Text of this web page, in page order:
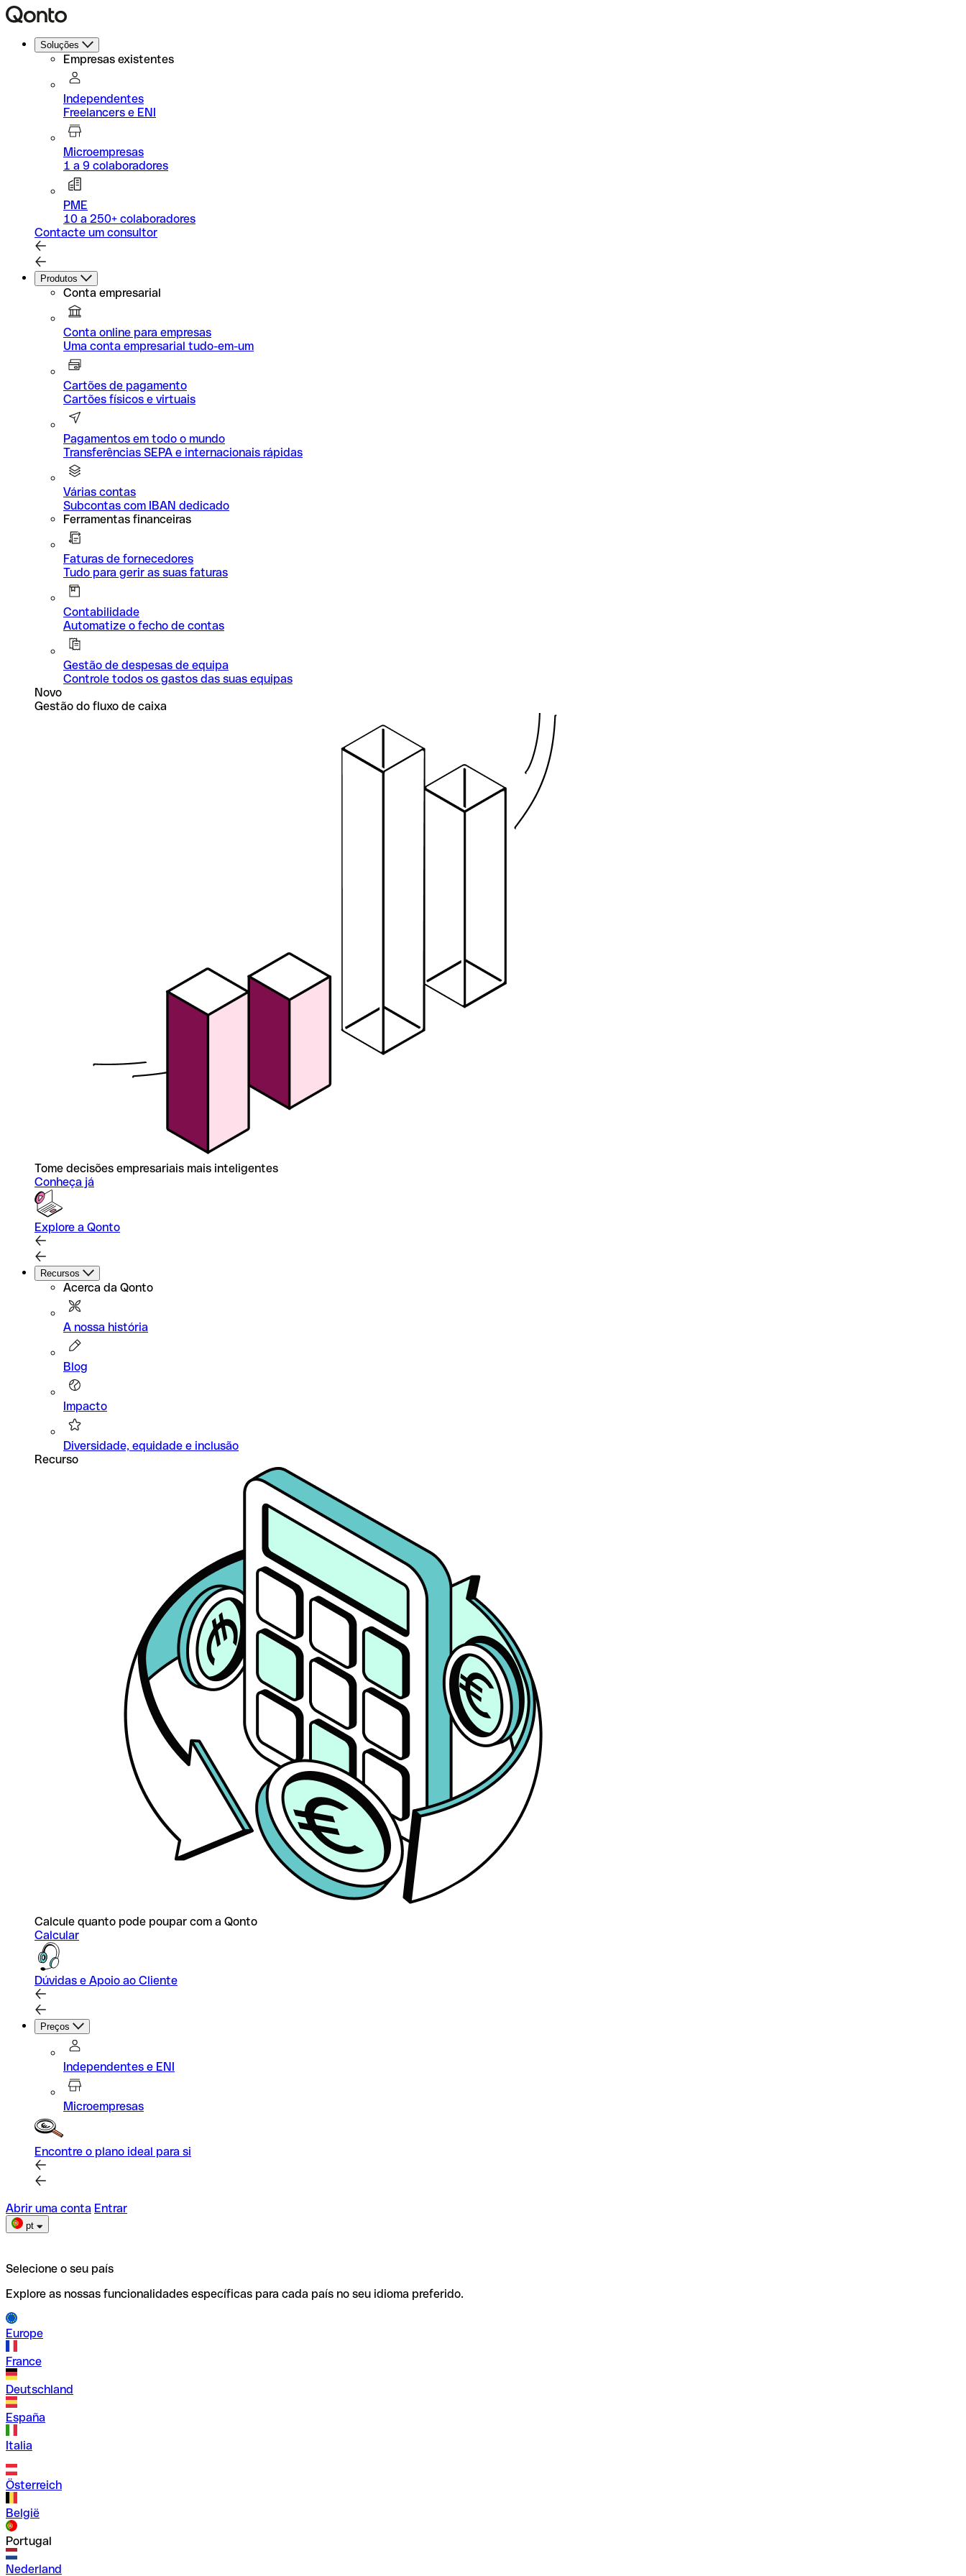
Soluções
Empresas existentes
Independentes
Freelancers e ENI
Microempresas
1 a 9 colaboradores
PME
10 a 250+ colaboradores
Contacte um consultor
Produtos
Conta empresarial
Conta online para empresas
Uma conta empresarial tudo-em-um
Cartões de pagamento
Cartões físicos e virtuais
Pagamentos em todo o mundo
Transferências SEPA e internacionais rápidas
Várias contas
Subcontas com IBAN dedicado
Ferramentas financeiras
Faturas de fornecedores
Tudo para gerir as suas faturas
Contabilidade
Automatize o fecho de contas
Gestão de despesas de equipa
Controle todos os gastos das suas equipas
Novo
Gestão do fluxo de caixa
Tome decisões empresariais mais inteligentes
Conheça já
Explore a Qonto
Recursos
Acerca da Qonto
A nossa história
Blog
Impacto
Diversidade, equidade e inclusão
Recurso
Calcule quanto pode poupar com a Qonto
Calcular
Dúvidas e Apoio ao Cliente
Preços
Independentes e ENI
Microempresas
Encontre o plano ideal para si
Abrir uma conta Entrar
pt
Selecione o seu país
Explore as nossas funcionalidades específicas para cada país no seu idioma preferido.
Europe
France
Deutschland
España
Italia
Österreich
België
Portugal
Nederland